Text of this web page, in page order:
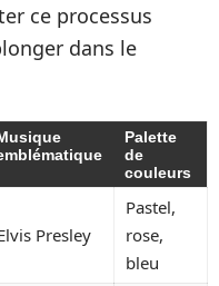
ce processus
dans le
Palette
de
couleurs
Presley
Pastel,
rose,
bleu